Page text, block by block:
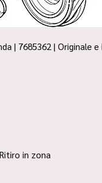
| 7685362 | Originale e
in zona